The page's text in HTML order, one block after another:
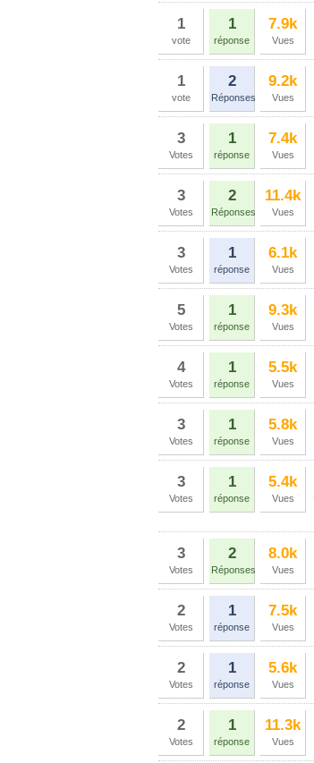
1
vote
1
réponse
7.9k
Vues
1
vote
2
Réponses
9.2k
Vues
3
Votes
1
réponse
7.4k
Vues
3
Votes
2
Réponses
11.4k
Vues
3
Votes
1
réponse
6.1k
Vues
5
Votes
1
réponse
9.3k
Vues
4
Votes
1
réponse
5.5k
Vues
3
Votes
1
réponse
5.8k
Vues
3
Votes
1
réponse
5.4k
Vues
3
Votes
2
Réponses
8.0k
Vues
2
Votes
1
réponse
7.5k
Vues
2
Votes
1
réponse
5.6k
Vues
2
Votes
1
réponse
11.3k
Vues